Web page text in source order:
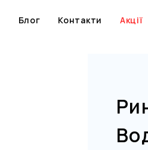
to
Блог Контакти Акції